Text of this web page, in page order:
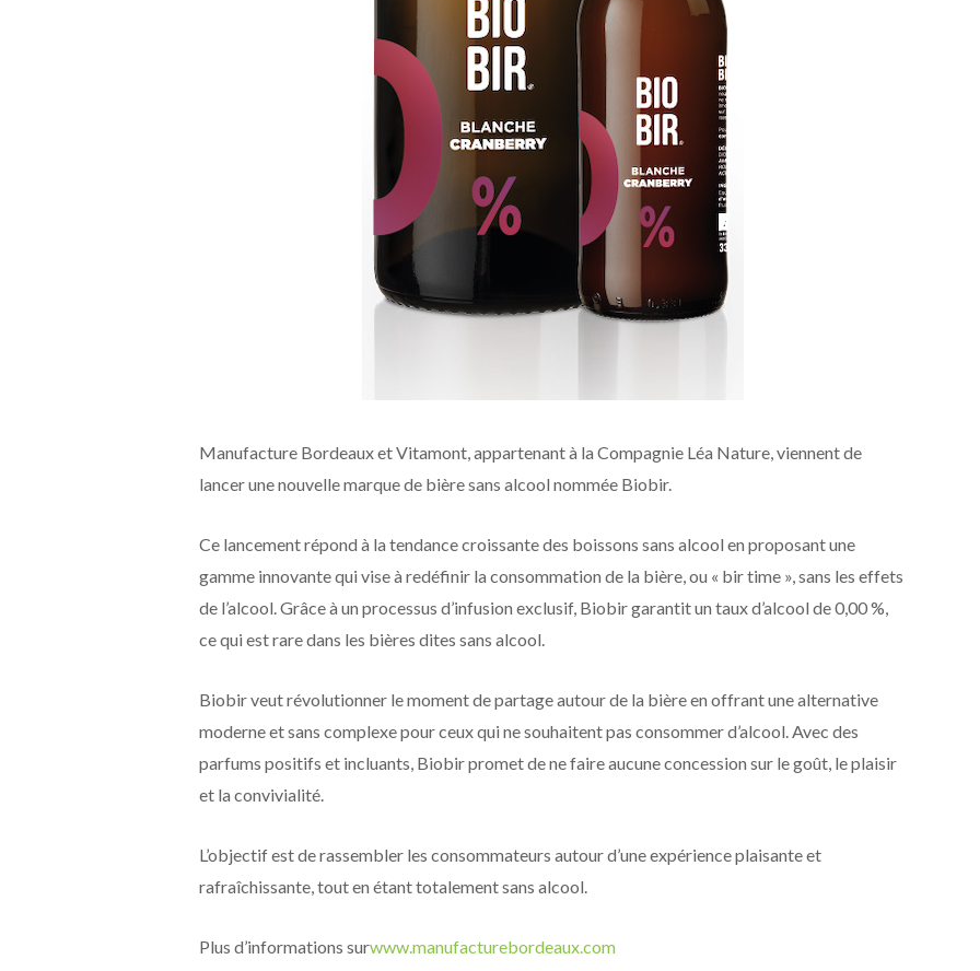
Manufacture Bordeaux et Vitamont, appartenant à la Compagnie Léa Nature, viennent de
lancer une nouvelle marque de bière sans alcool nommée Biobir.
Ce lancement répond à la tendance croissante des boissons sans alcool en proposant une
gamme innovante qui vise à redéfinir la consommation de la bière, ou « bir time », sans les effets
de l’alcool. Grâce à un processus d’infusion exclusif, Biobir garantit un taux d’alcool de 0,00 %,
ce qui est rare dans les bières dites sans alcool.
Biobir veut révolutionner le moment de partage autour de la bière en offrant une alternative
moderne et sans complexe pour ceux qui ne souhaitent pas consommer d’alcool. Avec des
parfums positifs et incluants, Biobir promet de ne faire aucune concession sur le goût, le plaisir
et la convivialité.
L’objectif est de rassembler les consommateurs autour d’une expérience plaisante et
rafraîchissante, tout en étant totalement sans alcool.
Plus d’informations surwww.manufacturebordeaux.com